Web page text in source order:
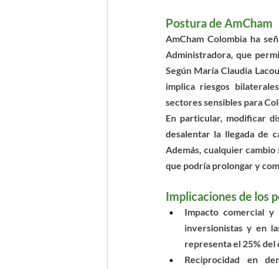
Postura de AmCham
AmCham Colombia ha
Administradora, que
Según María Claudia
implica riesgos
sectores sensibles para
En particular, modificar
desalentar la llegada de
Además, cualquier
que podría prolongar y
Implicaciones de los
Impacto comercial y
inversionistas y en
representa el 25%
Reciprocidad en